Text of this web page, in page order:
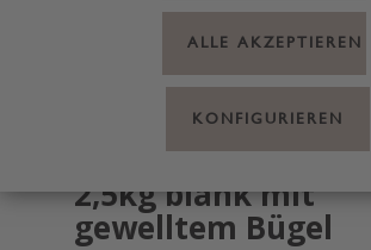
Patenthaften 17/50
2,5kg blank mit
gewelltem Bügel
ALLE AKZEPTIEREN
KONFIGURIEREN